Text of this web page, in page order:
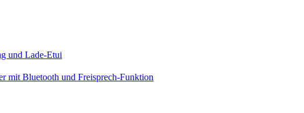
und Lade-Etui
mit Bluetooth und Freisprech-Funktion